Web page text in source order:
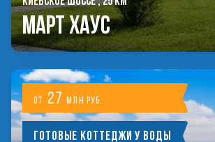
Март Хаус
от 27млн руб.
Готовые коттеджи у воды